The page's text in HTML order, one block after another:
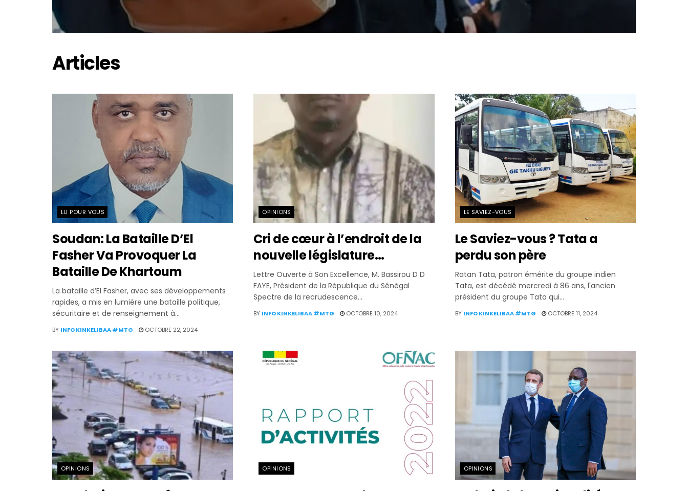
Articles
LU POUR VOUS
Soudan: La Bataille D’El
Fasher Va Provoquer La
Bataille De Khartoum
La bataille d’El Fasher, avec ses développements
rapides, a mis en lumière une bataille politique,
sécuritaire et de renseignement à...
BY INFO KINKELIBAA #MTG OCTOBRE 22, 2024
OPINIONS
Cri de cœur à l’endroit de la
nouvelle législature…
Lettre Ouverte à Son Excellence, M. Bassirou D D
FAYE, Président de la République du Sénégal
Spectre de la recrudescence...
BY INFO KINKELIBAA #MTG OCTOBRE 10, 2024
LE SAVIEZ-VOUS
Le Saviez-vous ? Tata a
perdu son père
Ratan Tata, patron émérite du groupe indien
Tata, est décédé mercredi à 86 ans, l'ancien
président du groupe Tata qui...
BY INFO KINKELIBAA #MTG OCTOBRE 11, 2024
OPINIONS OPINIONS OPINIONS